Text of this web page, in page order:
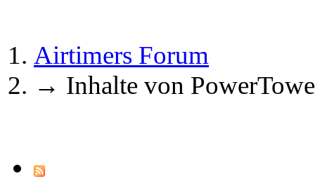
Airtimers Forum
→ Inhalte von